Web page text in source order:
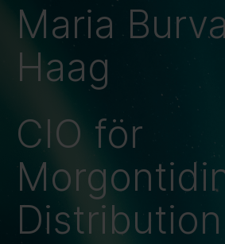
Maria
Haag
CIO för
Distribution